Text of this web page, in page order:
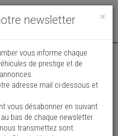
Toggle
vues par
de collectionneurs
×
newsletter
vous informe chaque
de prestige et de
adresse mail ci-dessous et
vous désabonner en suivant
bas de chaque newsletter.
transmettez sont